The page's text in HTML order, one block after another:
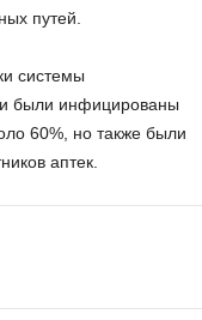
путей.
системы
были инфицированы
60%, но также были
аптек.